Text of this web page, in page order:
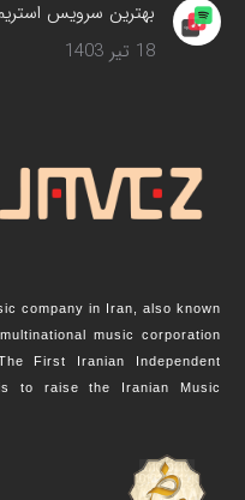
بهترین سرویس‌ استریم
18 تیر 1403
company in Iran, also known
music corporation
First Iranian Independent
to raise the Iranian Music